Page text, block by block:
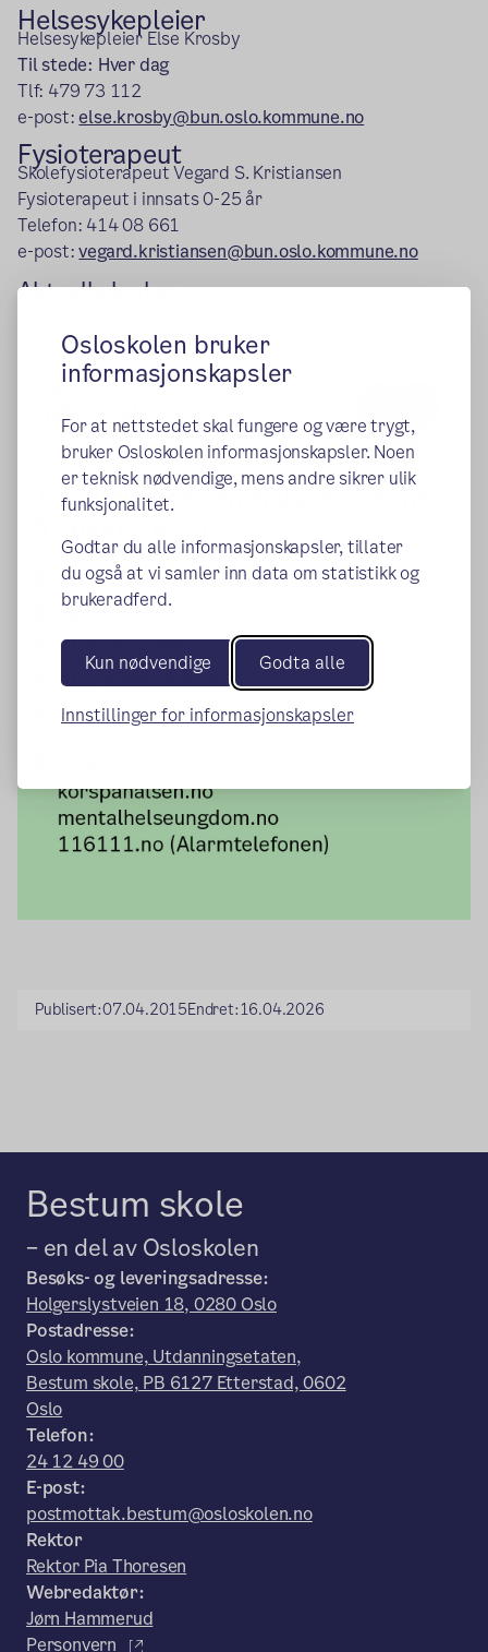
Osloskolen bruker
informasjonskapsler
For at nettstedet skal fungere og være trygt,
bruker Osloskolen informasjonskapsler. Noen
er teknisk nødvendige, mens andre sikrer ulik
funksjonalitet.
Godtar du alle informasjonskapsler, tillater
du også at vi samler inn data om statistikk og
brukeradferd.
Kun nødvendige Godta alle
Innstillinger for informasjonskapsler
Helsesykepleier
Helsesykepleier Else Krosby
Til stede: Hver dag
Tlf: 479 73 112
e-post:else.krosby@bun.oslo.kommune.no
Fysioterapeut
Skolefysioterapeut Vegard S. Kristiansen
Fysioterapeut i innsats 0-25 år
Telefon: 414 08 661
e-post:vegard.kristiansen@bun.oslo.kommune.no
Aktuelle lenker
Behandling og forebygging av hodelus
Publisert:07.04.2015Endret:16.04.2026
Bestum skole
– en del av Osloskolen
Besøks- og leveringsadresse:
Holgerslystveien 18, 0280 Oslo
Postadresse:
Oslo kommune, Utdanningsetaten,
Bestum skole, PB 6127 Etterstad, 0602
Oslo
Telefon:
24 12 49 00
E-post:
postmottak.bestum@osloskolen.no
Rektor
Rektor Pia Thoresen
Webredaktør:
Jørn Hammerud
Personvern